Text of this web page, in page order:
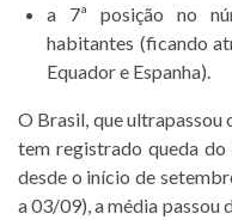
a 7ª posição no
habitantes (ficando
Equador e Espanha).
O Brasil, que ultrapassou
tem registrado queda do
desde o início de
a 03/09), a média passou